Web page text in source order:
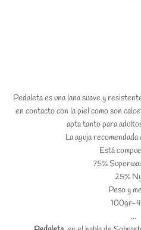
Pedaleta es una lana suave y
en contacto con la piel como son
apta tanto para
La aguja
Está
75%
25%
Peso y
100gr-
...